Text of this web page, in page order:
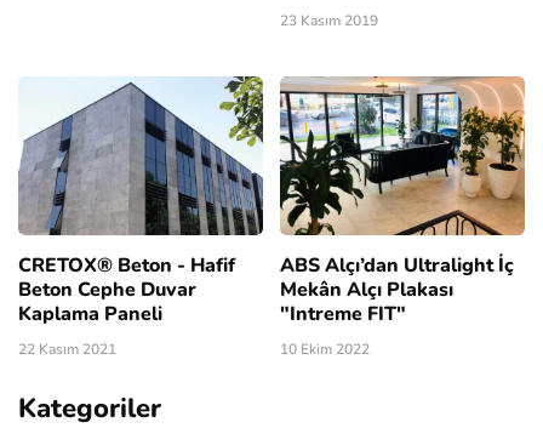
23 Kasım 2019
CRETOX® Beton - Hafif
Beton Cephe Duvar
Kaplama Paneli
22 Kasım 2021
ABS Alçı’dan Ultralight İç
Mekân Alçı Plakası
"Intreme FIT"
10 Ekim 2022
Kategoriler